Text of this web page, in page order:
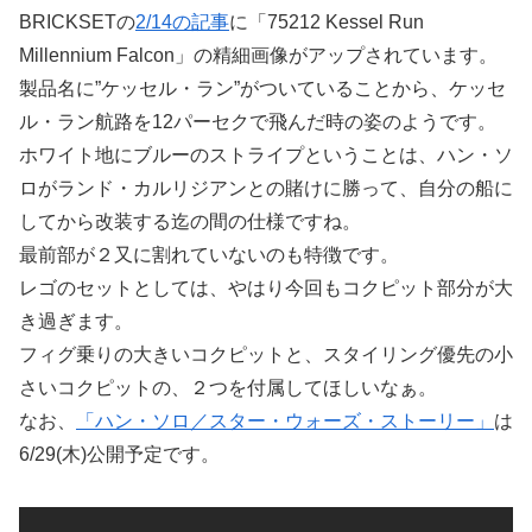
BRICKSETの2/14の記事に「75212 Kessel Run
Millennium Falcon」の精細画像がアップされています。
製品名に”ケッセル・ラン”がついていることから、ケッセ
ル・ラン航路を12パーセクで飛んだ時の姿のようです。
ホワイト地にブルーのストライプということは、ハン・ソ
ロがランド・カルリジアンとの賭けに勝って、自分の船に
してから改装する迄の間の仕様ですね。
最前部が２又に割れていないのも特徴です。
レゴのセットとしては、やはり今回もコクピット部分が大
き過ぎます。
フィグ乗りの大きいコクピットと、スタイリング優先の小
さいコクピットの、２つを付属してほしいなぁ。
なお、
「ハン・ソロ／スター・ウォーズ・ストーリー」 は
6/29(木)公開予定です。